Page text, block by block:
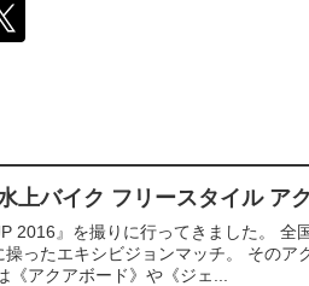
上バイク フリースタイル ア
2016』を撮りに行ってきました。 全
ったエキシビジョンマッチ。 そのア
アクアボード》や《ジェ...